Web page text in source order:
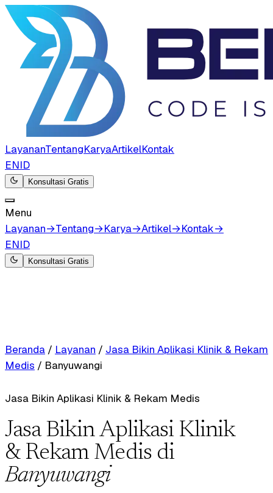
LayananTentangKaryaArtikelKontak
ENID
Konsultasi Gratis
Menu
Layanan→Tentang→Karya→Artikel→Kontak→
ENID
Konsultasi Gratis
Beranda / Layanan / Jasa Bikin Aplikasi Klinik & Rekam
Medis / Banyuwangi
Jasa Bikin Aplikasi Klinik & Rekam Medis
Jasa Bikin Aplikasi Klinik
& Rekam Medis di
Banyuwangi